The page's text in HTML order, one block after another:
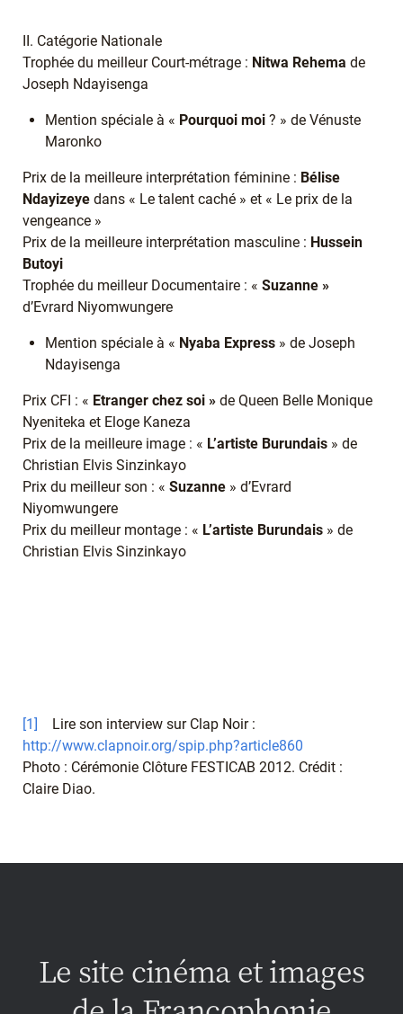
II. Catégorie Nationale
Trophée du meilleur Court-métrage : Nitwa Rehema de
Joseph Ndayisenga
Mention spéciale à « Pourquoi moi ? » de Vénuste
Maronko
Prix de la meilleure interprétation féminine : Bélise
Ndayizeye dans « Le talent caché » et « Le prix de la
vengeance »
Prix de la meilleure interprétation masculine : Hussein
Butoyi
Trophée du meilleur Documentaire : « Suzanne »
d’Evrard Niyomwungere
Mention spéciale à « Nyaba Express » de Joseph
Ndayisenga
Prix CFI : « Etranger chez soi » de Queen Belle Monique
Nyeniteka et Eloge Kaneza
Prix de la meilleure image : « L’artiste Burundais » de
Christian Elvis Sinzinkayo
Prix du meilleur son : « Suzanne » d’Evrard
Niyomwungere
Prix du meilleur montage : « L’artiste Burundais » de
Christian Elvis Sinzinkayo
[1]
Lire son interview sur Clap Noir :
http://www.clapnoir.org/spip.php?article860
Photo : Cérémonie Clôture FESTICAB 2012. Crédit :
Claire Diao.
Le site cinéma et images